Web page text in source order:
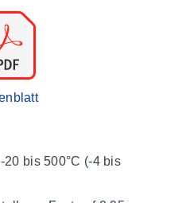
20 bis 500°C (-4 bis